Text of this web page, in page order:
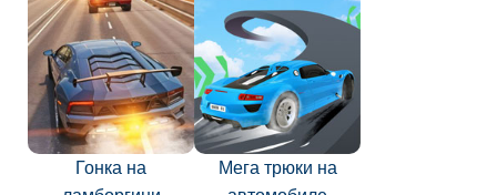
Гонка на
Мега трюки на